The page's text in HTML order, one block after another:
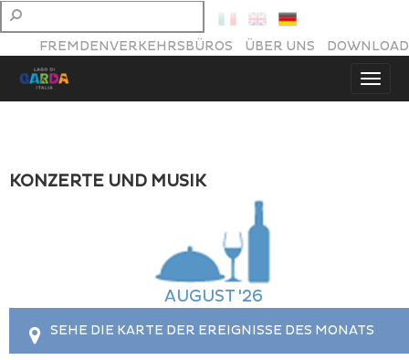
FREMDENVERKEHRSBÜROS ÜBER UNS DOWNLOAD
KONZERTE UND MUSIK
AUGUST '26
SEHE DIE KARTE DER EREIGNISSE DES MONATS